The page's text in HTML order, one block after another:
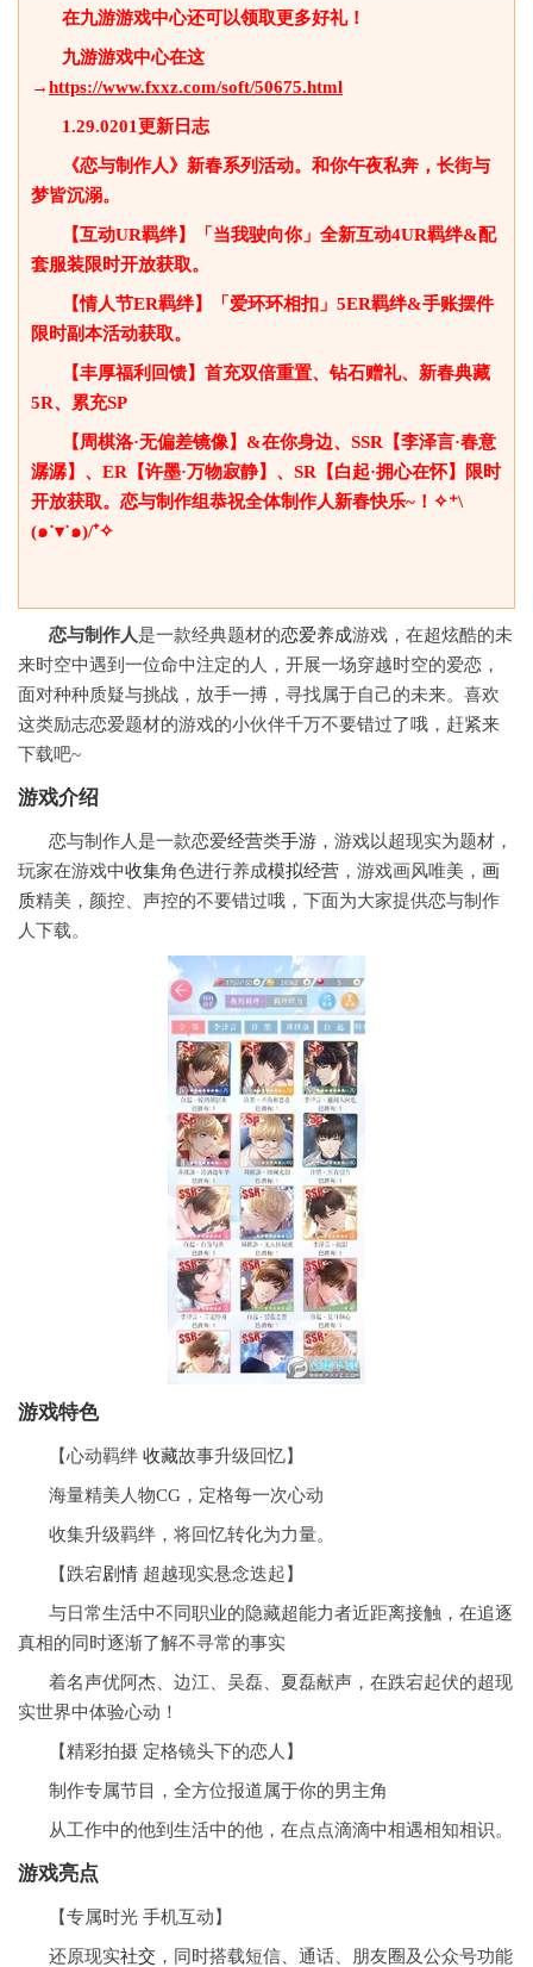
在九游游戏中心还可以领取更多好礼！
九游游戏中心在这
→https://www.fxxz.com/soft/50675.html
1.29.0201更新日志
《恋与制作人》新春系列活动。和你午夜私奔，长街与
梦皆沉溺。
【互动UR羁绊】「当我驶向你」全新互动4UR羁绊&配
套服装限时开放获取。
【情人节ER羁绊】「爱环环相扣」5ER羁绊&手账摆件
限时副本活动获取。
【丰厚福利回馈】首充双倍重置、钻石赠礼、新春典藏
5R、累充SP
【周棋洛·无偏差镜像】&在你身边、SSR【李泽言·春意
潺潺】、ER【许墨·万物寂静】、SR【白起·拥心在怀】限时
开放获取。恋与制作组恭祝全体制作人新春快乐~！✧⁺\
(๑˙▾˙๑)/⁺✧
恋与制作人是一款经典题材的恋爱养成游戏，在超炫酷的未
来时空中遇到一位命中注定的人，开展一场穿越时空的爱恋，
面对种种质疑与挑战，放手一搏，寻找属于自己的未来。喜欢
这类励志恋爱题材的游戏的小伙伴千万不要错过了哦，赶紧来
下载吧~
游戏介绍
恋与制作人是一款恋爱经营类手游 ，游戏以超现实为题材，
玩家在游戏中收集角色进行养成模拟经营 ，游戏画风唯美， 画
质精美，颜控、声控的不要错过哦，下面为大家提供恋与制作
人下载。
游戏特色
【心动羁绊 收藏故事升级回忆】
海量精美人物CG，定格每一次心动
收集升级羁绊，将回忆转化为力量。
【跌宕剧情 超越现实悬念迭起】
与日常生活中不同职业的隐藏超能力者近距离接触，在追逐
真相的同时逐渐了解不寻常的事实
着名声优阿杰、边江、吴磊、夏磊献声，在跌宕起伏的超现
实世界中体验心动！
【精彩拍摄 定格镜头下的恋人】
制作专属节目，全方位报道属于你的男主角
从工作中的他到生活中的他，在点点滴滴中相遇相知相识。
游戏亮点
【专属时光 手机互动】
还原现实社交 ，同时搭载短信、通话、朋友圈及公众号功能